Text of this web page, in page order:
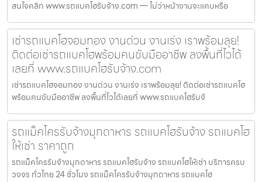
สนใจคลิก www.รถแบคโฮรับจ้าง.com — ไม่ว่าหน้างานจะแคบหรือ
เช่ารถแบคโฮจอมทอง งานด่วน งานเร่ง เราพร้อมลุย!
ติดต่อเช่ารถแบคโฮพร้อมคนขับมืออาชีพ ลงพื้นที่ไวได้
เลยที่ www.รถแบคโฮรับจ้าง.com
เช่ารถแบคโฮจอมทอง งานด่วน งานเร่ง เราพร้อมลุย! ติดต่อเช่ารถแบคโฮ
พร้อมคนขับมืออาชีพ ลงพื้นที่ไวได้เลยที่ www.รถแบคโฮรับจ้
รถแม็คโครรับจ้างมุกดาหาร รถแบคโฮรับจ้าง รถแบคโฮ
ให้เช่า ราคาถูก
รถแม็คโครรับจ้างมุกดาหาร รถแบคโฮรับจ้าง รถแบคโฮให้เช่า บริการครบ
วงจร ทั่วไทย 24 ชั่วโมง รถแม็คโครรับจ้างมุกดาหาร รถแบคโฮ